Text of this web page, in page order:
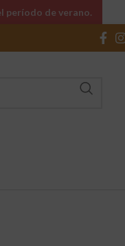
período de verano.